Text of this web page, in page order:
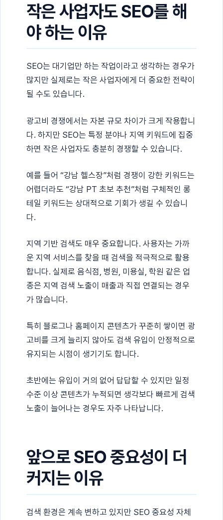
작은 사업자도 SEO를 해
야 하는 이유
SEO는 대기업만 하는 작업이라고 생각하는 경우가
많지만 실제로는 작은 사업자에게 더 중요한 전략이
될 수도 있습니다.
광고비 경쟁에서는 자본 규모 차이가 크게 작용합니
다. 하지만 SEO는 특정 분야나 지역 키워드에 집중
하면 작은 사업자도 충분히 경쟁할 수 있습니다.
예를 들어 “강남 헬스장”처럼 경쟁이 강한 키워드는
어렵더라도 “강남 PT 초보 추천”처럼 구체적인 롱
테일 키워드는 상대적으로 기회가 생길 수 있습니
다.
지역 기반 검색도 매우 중요합니다. 사용자는 가까
운 지역 서비스를 찾을 때 검색을 적극적으로 활용
합니다. 실제로 음식점, 병원, 미용실, 학원 같은 업
종은 지역 검색 노출이 매출과 직접 연결되는 경우
가 많습니다.
특히 블로그나 홈페이지 콘텐츠가 꾸준히 쌓이면 광
고비를 크게 늘리지 않아도 검색 유입이 안정적으로
유지되는 시점이 생기기도 합니다.
초반에는 유입이 거의 없어 답답할 수 있지만 일정
수준 이상 콘텐츠가 누적되면 생각보다 빠르게 검색
노출이 늘어나는 경우도 자주 나타납니다.
앞으로 SEO 중요성이 더
커지는 이유
검색 환경은 계속 변하고 있지만 SEO 중요성 자체